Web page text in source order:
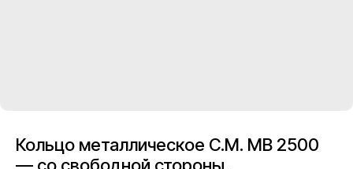
Кольцо металлическое C.M. MB 2500